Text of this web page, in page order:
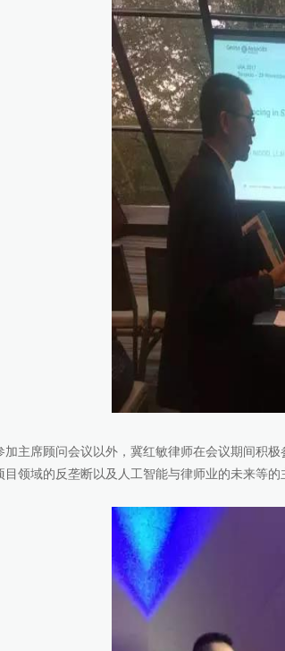
加主席顾问会议以外，冀红敏律师在会议期间积
目领域的反垄断以及人工智能与律师业的未来等的